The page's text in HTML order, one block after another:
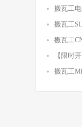
搬瓦工
搬瓦工
搬瓦工
【限时
搬瓦工